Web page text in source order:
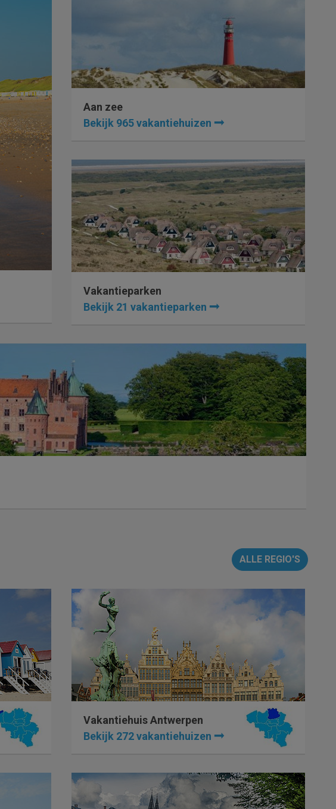
Aan zee
Bekijk 965 vakantiehuizen
Vakantieparken
Bekijk 21 vakantieparken
ALLE REGIO'S
Vakantiehuis Antwerpen
Bekijk 272 vakantiehuizen